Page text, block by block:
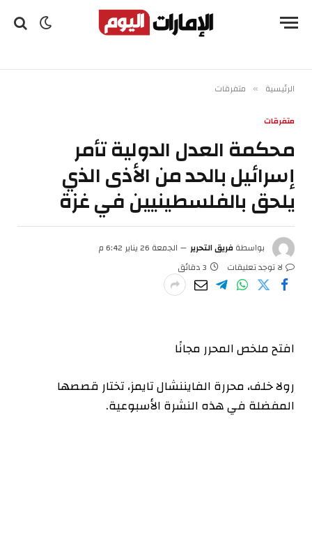
الرئيسية » متفرقات
متفرقات
محكمة العدل الدولية تأمر
إسرائيل بالحد من الأذى الذي
يلحق بالفلسطينيين في غزة
بواسطةفريق التحرير
الجمعة 26 يناير 6:42 م
لا توجد تعليقات
3 دقائق
افتح ملخص المحرر مجانًا
رولا خلف، محررة الفايننشال تايمز، تختار قصصها
المفضلة في هذه النشرة الأسبوعية.